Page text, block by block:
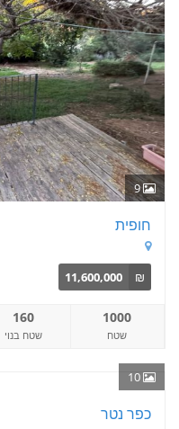
9
חופית
₪
11,600,000
1000
שטח
160
שטח בנוי
10
כפר נטר